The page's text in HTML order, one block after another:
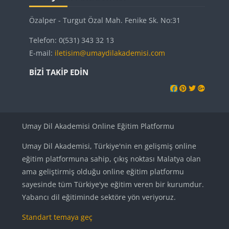
Özalper - Turgut Özal Mah. Fenike Sk. No:31
Telefon: 0(531) 343 32 13
E-mail: iletisim@umaydilakademisi.com
BIZI TAKIP EDIN
Umay Dil Akademisi Online Eğitim Platformu
Umay Dil Akademisi, Türkiye'nin en gelişmiş online
eğitim platformuna sahip, çıkış noktası Malatya olan
ama geliştirmiş olduğu online eğitim platformu
sayesinde tüm Türkiye'ye eğitim veren bir kurumdur.
Yabancı dil eğitiminde sektöre yön veriyoruz.
Standart temaya geç